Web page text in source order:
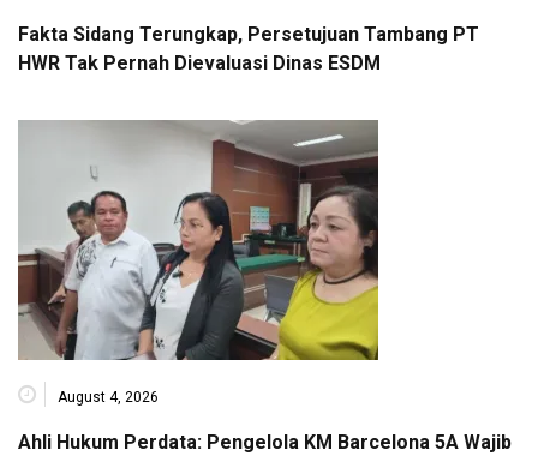
Fakta Sidang Terungkap, Persetujuan Tambang PT
HWR Tak Pernah Dievaluasi Dinas ESDM
August 4, 2026
Ahli Hukum Perdata: Pengelola KM Barcelona 5A Wajib